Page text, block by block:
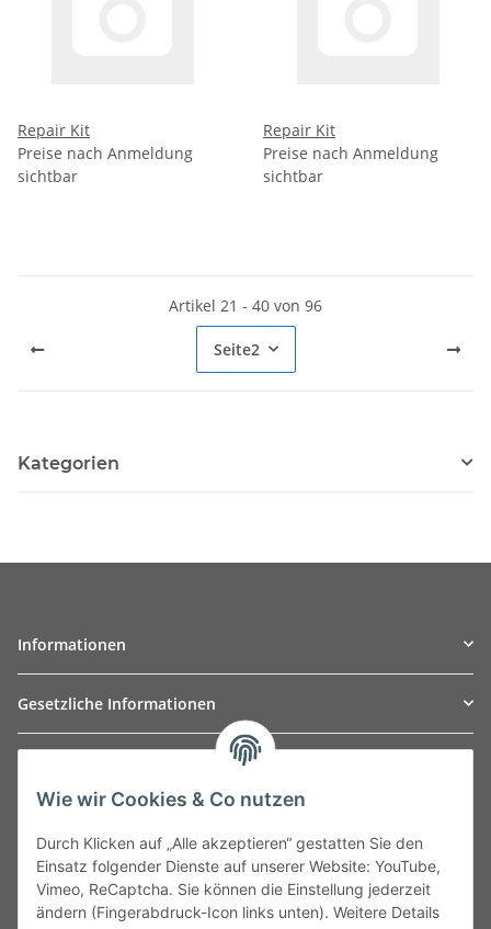
Repair Kit
Preise nach Anmeldung
sichtbar
Repair Kit
Preise nach Anmeldung
sichtbar
Artikel 21 - 40 von 96
Seite2
Kategorien
Informationen
Gesetzliche Informationen
Leibnizstraße 2a
Germany
Phone:+49 40 5287270
Fax:+49 40 5281050
Wie wir Cookies & Co nutzen
Durch Klicken auf „Alle akzeptieren“ gestatten Sie den
Einsatz folgender Dienste auf unserer Website: YouTube,
Vimeo, ReCaptcha. Sie können die Einstellung jederzeit
ändern (Fingerabdruck-Icon links unten). Weitere Details